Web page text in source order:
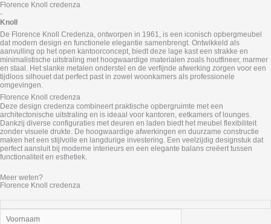
Florence Knoll credenza
-
Knoll
De Florence Knoll Credenza, ontworpen in 1961, is een iconisch opbergmeubel
dat modern design en functionele elegantie samenbrengt. Ontwikkeld als
aanvulling op het open kantoorconcept, biedt deze lage kast een strakke en
minimalistische uitstraling met hoogwaardige materialen zoals houtfineer, marmer
en staal. Het slanke metalen onderstel en de verfijnde afwerking zorgen voor een
tijdloos silhouet dat perfect past in zowel woonkamers als professionele
omgevingen.
Florence Knoll credenza
Deze design credenza combineert praktische opbergruimte met een
architectonische uitstraling en is ideaal voor kantoren, eetkamers of lounges.
Dankzij diverse configuraties met deuren en laden biedt het meubel flexibiliteit
zonder visuele drukte. De hoogwaardige afwerkingen en duurzame constructie
maken het een stijlvolle en langdurige investering. Een veelzijdig designstuk dat
perfect aansluit bij moderne interieurs en een elegante balans creëert tussen
functionaliteit en esthetiek.
Meer weten?
Florence Knoll credenza